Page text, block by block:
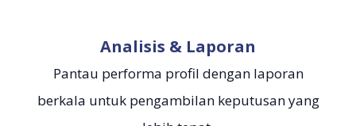
Analisis & Laporan
Pantau performa profil dengan laporan
berkala untuk pengambilan keputusan yang